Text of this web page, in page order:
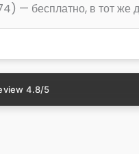
— бесплатно, в тот же
4.8/5